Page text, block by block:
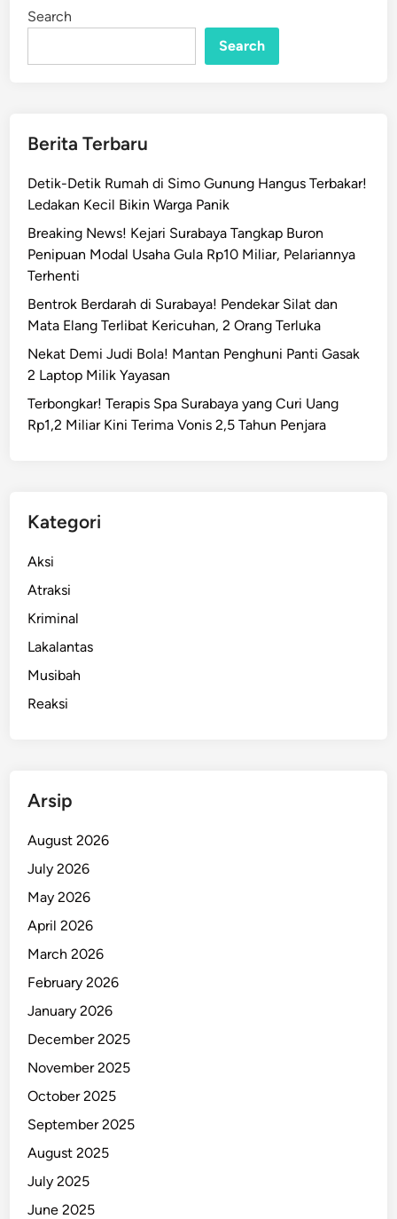
Search
Search
Berita Terbaru
Detik-Detik Rumah di Simo Gunung Hangus Terbakar!
Ledakan Kecil Bikin Warga Panik
Breaking News! Kejari Surabaya Tangkap Buron
Penipuan Modal Usaha Gula Rp10 Miliar, Pelariannya
Terhenti
Bentrok Berdarah di Surabaya! Pendekar Silat dan
Mata Elang Terlibat Kericuhan, 2 Orang Terluka
Nekat Demi Judi Bola! Mantan Penghuni Panti Gasak
2 Laptop Milik Yayasan
Terbongkar! Terapis Spa Surabaya yang Curi Uang
Rp1,2 Miliar Kini Terima Vonis 2,5 Tahun Penjara
Kategori
Aksi
Atraksi
Kriminal
Lakalantas
Musibah
Reaksi
Arsip
August 2026
July 2026
May 2026
April 2026
March 2026
February 2026
January 2026
December 2025
November 2025
October 2025
September 2025
August 2025
July 2025
June 2025